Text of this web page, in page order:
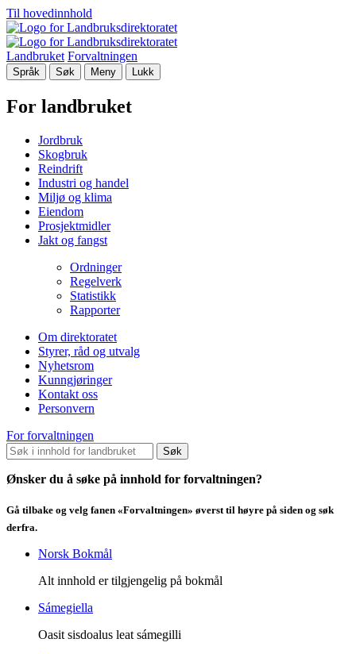
Til hovedinnhold
Landbruket Forvaltningen
Språk Søk Meny Lukk
For landbruket
Jordbruk
Skogbruk
Reindrift
Industri og handel
Miljø og klima
Eiendom
Prosjektmidler
Jakt og fangst
Ordninger
Regelverk
Statistikk
Rapporter
Om direktoratet
Styrer, råd og utvalg
Nyhetsrom
Kunngjøringer
Kontakt oss
Personvern
For forvaltningen
Søk
Ønsker du å søke på innhold for forvaltningen?
Gå tilbake og velg fanen «Forvaltningen» øverst til høyre på siden og søk
derfra.
Norsk Bokmål
Alt innhold er tilgjengelig på bokmål
Sámegiella
Oasit sisdoalus leat sámegilli